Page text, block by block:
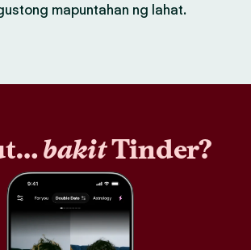
mapuntahan ng lahat.
bakitTinder?